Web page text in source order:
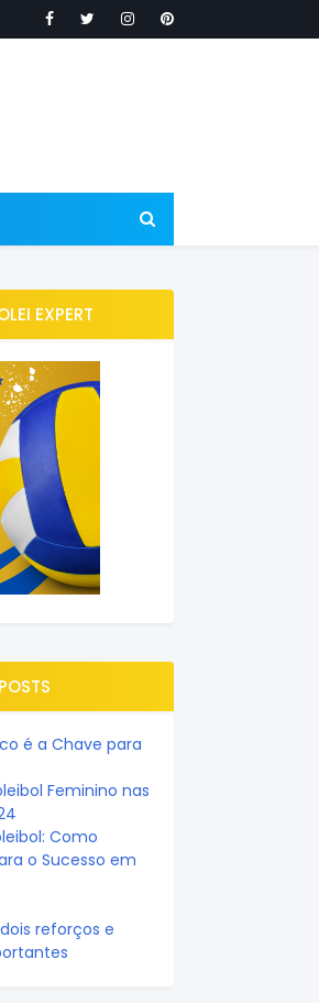
EXPERT
é a Chave para
Feminino nas
Como
o Sucesso em
reforços e